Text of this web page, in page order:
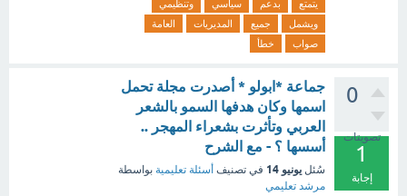
يتمتع
بدعم سياسي
وتنظيمي
ويشمل
جميع المديريات
العامة
صواب
خطأ
0
تصويتات
1
إجابة
جماعة *ابولو * أصدرت مجلة تحمل
اسمها وكان هدفها السمو بالشعر
العربي وتأثرت بشعراء المهجر ..
أسسها ؟ - مع الشرح
سُئل يونيو 14 في تصنيف أسئلة تعليمية بواسطة
مرشد تعليمي